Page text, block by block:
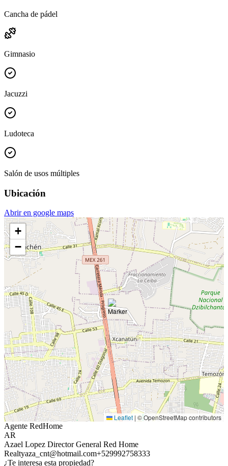
Cancha de pádel
Gimnasio
Jacuzzi
Ludoteca
Salón de usos múltiples
Ubicación
Abrir en google maps
+
−
Leaflet | © OpenStreetMap contributors
Agente RedHome
AR
Azael Lopez Director General Red Home
Realtyaza_cnt@hotmail.com+529992758333
¿Te interesa esta propiedad?